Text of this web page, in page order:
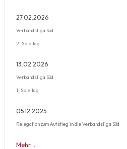
27.02.2026
Verbandsliga Süd
2. Spieltag
13.02.2026
Verbandsliga Süd
1. Spieltag
05.12.2025
Relegation zum Aufstieg in die Verbandsliga Süd
Mehr …